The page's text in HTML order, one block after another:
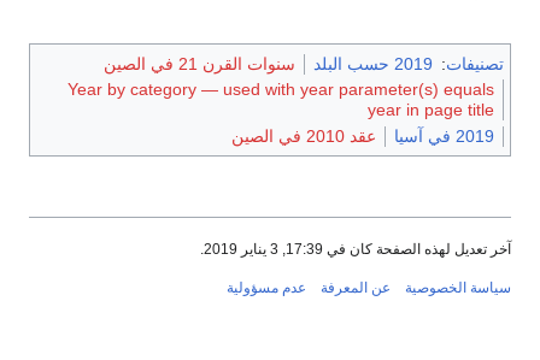
تصنيفات: 2019 حسب البلد
سنوات القرن 21 في الصين
Year by category — used with year parameter(s) equals
year in page title
2019 في آسيا
عقد 2010 في الصين
آخر تعديل لهذه الصفحة كان في 17:39, 3 يناير 2019.
سياسة الخصوصية عن المعرفة عدم مسؤولية